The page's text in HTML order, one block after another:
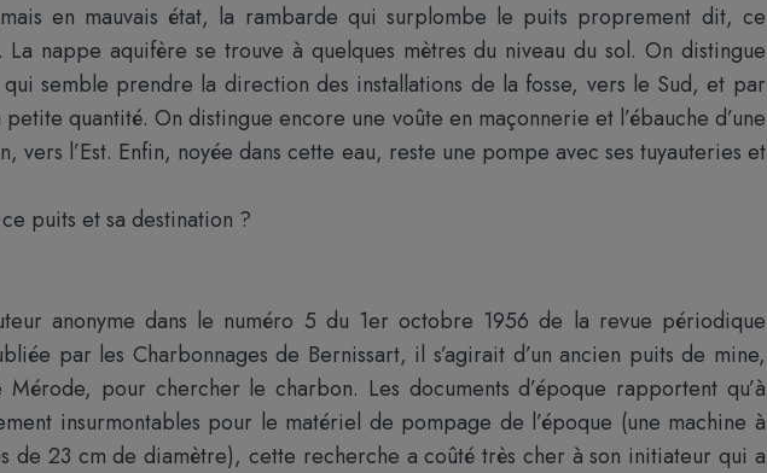
en mauvais état, la rambarde qui surplombe le puits proprement dit, ce
nappe aquifère se trouve à quelques mètres du niveau du sol. On distingue
semble prendre la direction des installations de la fosse, vers le Sud, et par
petite quantité. On distingue encore une voûte en maçonnerie et l’ébauche d’une
vers l’Est. Enfin, noyée dans cette eau, reste une pompe avec ses tuyauteries et
puits et sa destination ?
anonyme dans le numéro 5 du 1er octobre 1956 de la revue périodique
par les Charbonnages de Bernissart, il s’agirait d’un ancien puits de mine,
pour chercher le charbon. Les documents d’époque rapportent qu’à
insurmontables pour le matériel de pompage de l’époque (une machine à
de 23 cm de diamètre), cette recherche a coûté très cher à son initiateur qui a